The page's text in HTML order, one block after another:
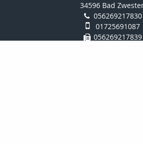
34596 Bad
056269217830
01725691087
056269217839